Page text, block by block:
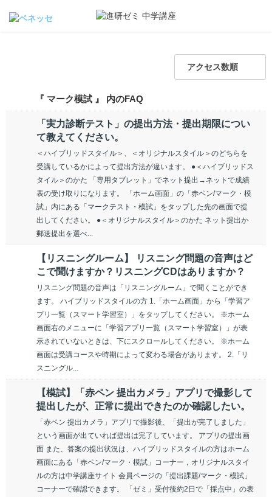
アクセス数順
『 マーク模試 』 内のFAQ
「実力診断テスト」の提出方法・提出期限につい
て教えてください。
＜ハイブリッドスタイル＞、＜オリジナルスタイル＞のどちらを
受講しているかによって提出方法が違います。 ●＜ハイブリッドス
タイル＞のかた 「専用タブレット」でネット提出→ネットで成績
表の受け取りになります。 「ホーム画面」の「赤ペン/マーク・模
試」内にある「マークテスト・模試」をタップした先の画面で提
出してください。 ●＜オリジナルスタイル＞のかた ネット提出か
郵送提出を選べ...
【リスニングルーム】 リスニング問題の音声はど
こで聞けますか？リスニングCDはありますか？
リスニング問題の音声は「リスニングルーム」で聞くことができ
ます。 ハイブリッドスタイルの方 1.「ホーム画面」から「学習ア
プリ一覧（スマート学習室）」をタップしてください。 ※ホーム
画面右のメニューに「学習アプリ一覧（スマート学習室）」が表
示されていないときは、下にスクロールしてください。 ※ホーム
画面は受講コースや時期によって変わる場合があります。 2.「リ
スニングル...
【模試】「赤ペン 提出カメラ」アプリで撮影して
提出したが、正常に提出できたのか確認したい。
「赤ペン 提出カメラ」アプリで撮影後、「提出が完了しました」
という画面が出ていれば提出は完了しています。 アプリの提出画
面 また、答案の提出状況は、ハイブリッドスタイルの方はホーム
画面にある「赤ペン/マーク・模試」コーナー，オリジナルスタイ
ルの方は中学講座サイト 会員ページの「提出課題/マーク・模試」
コーナーで確認できます。 「ゼミ」受付後約2日で「採点中」の表